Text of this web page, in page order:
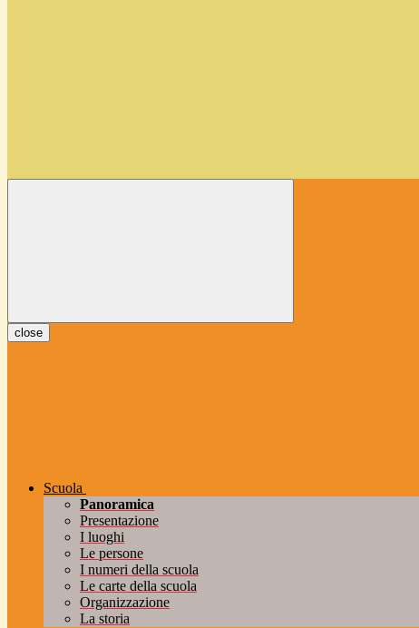
close
Scuola
Panoramica
Presentazione
I luoghi
Le persone
I numeri della scuola
Le carte della scuola
Organizzazione
La storia